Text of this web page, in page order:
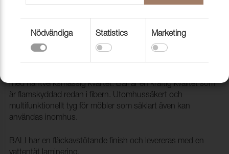
Tyg Bali 07 Silver melange
1002308
med hantverksmässig kvalitet. Bali är en kraftig kvalitet som
är flamskyddad redan i fibern. Utomhussäkert och
multifunktionellt tyg för möbler som såklart även kan
användas inomhus.
BALI har en fläckavstötande finish och levereras med en
Nödvändiga Statistics Marketing